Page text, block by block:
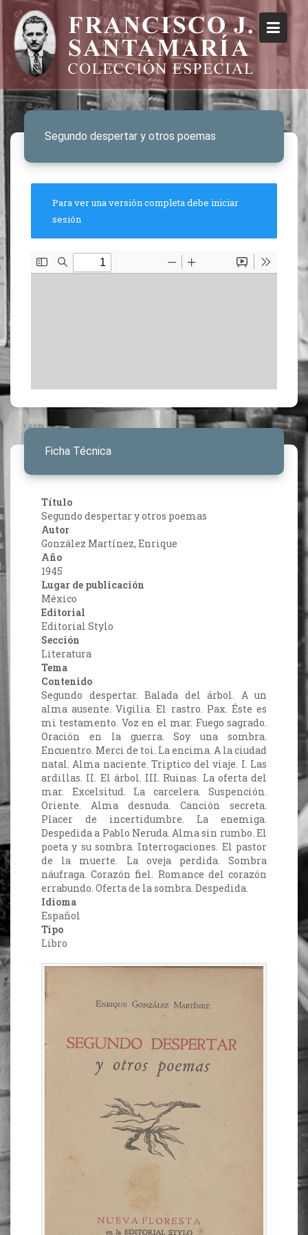
Segundo despertar y otros poemas
Para ver una versión completa debe iniciar
sesión
Ficha Técnica
Título
Segundo despertar y otros poemas
Autor
González Martínez, Enrique
Año
1945
Lugar de publicación
México
Editorial
Editorial Stylo
Sección
Literatura
Tema
Contenido
Segundo despertar. Balada del árbol. A un
alma ausente. Vigilia. El rastro. Pax. Éste es
mi testamento. Voz en el mar. Fuego sagrado.
Oración en la guerra. Soy una sombra.
Encuentro. Merci de toi. La encima. A la ciudad
natal. Alma naciente. Triptico del viaje. I. Las
ardillas. II. El árbol. III. Ruinas. La oferta del
mar. Excelsitud. La carcelera. Suspención.
Oriente. Alma desnuda. Canción secreta.
Placer de incertidumbre. La enemiga.
Despedida a Pablo Neruda. Alma sin rumbo. El
poeta y su sombra. Interrogaciones. El pastor
de la muerte. La oveja perdida. Sombra
náufraga. Corazón fiel. Romance del corazón
errabundo. Oferta de la sombra. Despedida.
Idioma
Español
Tipo
Libro